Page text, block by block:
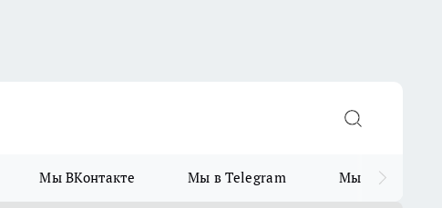
Мы ВКонтакте Мы в Telegram Мы в MAX